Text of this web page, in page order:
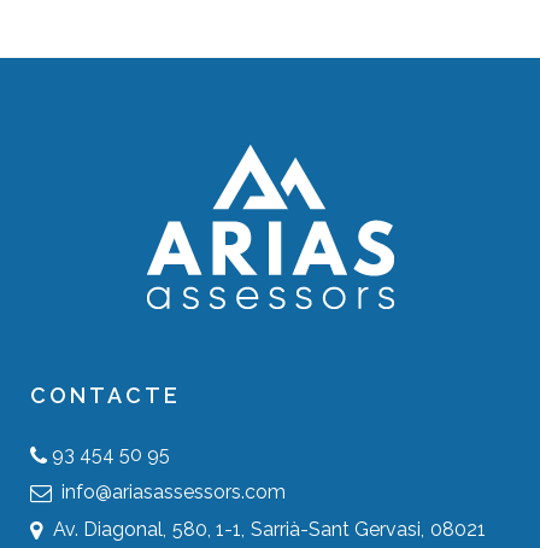
CONTACTE
93 454 50 95
info@ariasassessors.com
Av. Diagonal, 580, 1-1, Sarrià-Sant Gervasi, 08021